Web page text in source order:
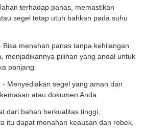
terhadap panas, memastikan
segel tetap utuh bahkan pada suhu
Bisa menahan panas tanpa kehilangan
menjadikannya pilihan yang andal untuk
panjang.
- Menyediakan segel yang aman dan
atau dokumen Anda.
dari bahan berkualitas tinggi,
itu dapat menahan keausan dan robek.